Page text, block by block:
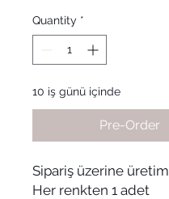
Quantity *
10 iş günü içinde
Pre-Order
Sipariş üzerine üretim
Her renkten 1 adet